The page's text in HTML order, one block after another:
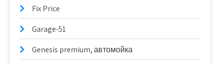
Fix Price
Garage-51
Genesis premium, автомойка